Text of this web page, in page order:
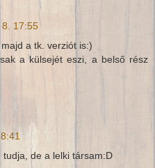
17:55
a tk. verziót is:)
a külsejét eszi, a belső rész
de a lelki társam:D